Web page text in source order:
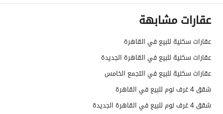
عقارات مشابهة
عقارات سكنية للبيع في القاهرة
عقارات سكنية للبيع في القاهرة الجديدة
عقارات سكنية للبيع في التجمع الخامس
شقق 4 غرف نوم للبيع في القاهرة
شقق 4 غرف نوم للبيع في القاهرة الجديدة